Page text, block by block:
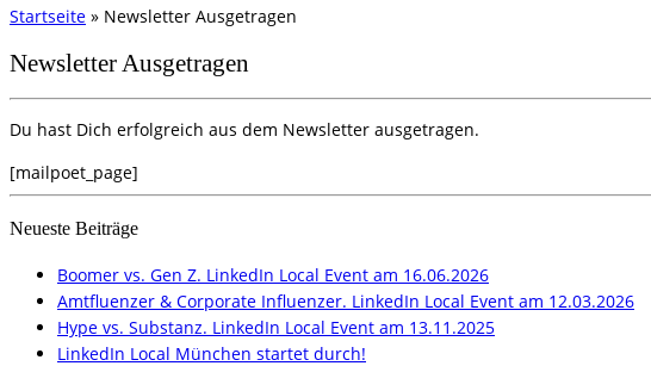
Startseite » Newsletter Ausgetragen
Newsletter Ausgetragen
Du hast Dich erfolgreich aus dem Newsletter ausgetragen.
[mailpoet_page]
Neueste Beiträge
Boomer vs. Gen Z. LinkedIn Local Event am 16.06.2026
Amtfluenzer & Corporate Influenzer. LinkedIn Local Event am 12.03.2026
Hype vs. Substanz. LinkedIn Local Event am 13.11.2025
LinkedIn Local München startet durch!